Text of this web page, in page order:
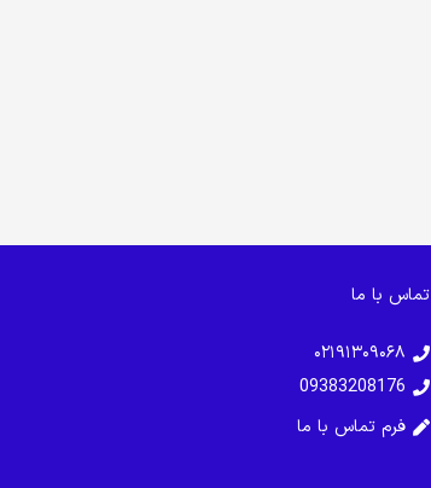
تماس با ما
۰۲۱۹۱۳۰۹۰۶۸
09383208176
فرم تماس با ما